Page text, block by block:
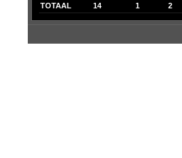
TOTAAL 14 1 2